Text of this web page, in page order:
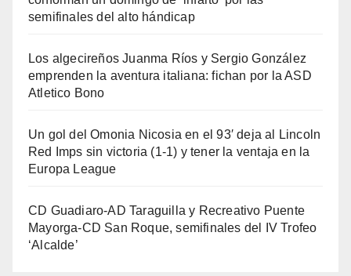
semifinales del alto hándicap
Los algecireños Juanma Ríos y Sergio González
emprenden la aventura italiana: fichan por la ASD
Atletico Bono
Un gol del Omonia Nicosia en el 93′ deja al Lincoln
Red Imps sin victoria (1-1) y tener la ventaja en la
Europa League
CD Guadiaro-AD Taraguilla y Recreativo Puente
Mayorga-CD San Roque, semifinales del IV Trofeo
‘Alcalde’